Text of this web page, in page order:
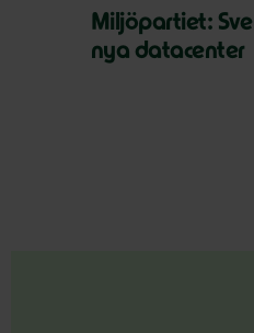
Miljöpartiet:
nya datacenter